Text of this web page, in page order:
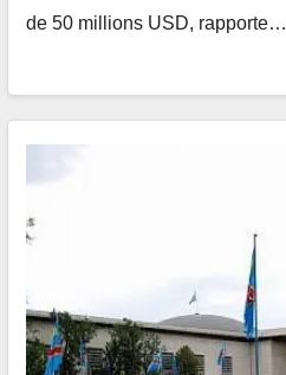
de 50 millions USD, rapporte…